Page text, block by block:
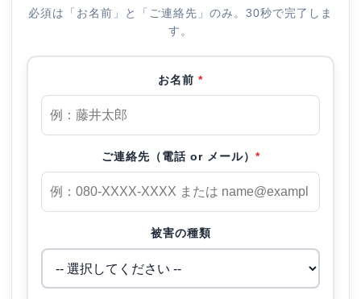
必須は「お名前」と「ご連絡先」のみ。30秒で完了しま
す。
お名前 *
ご連絡先（電話 or メール） *
被害の種類